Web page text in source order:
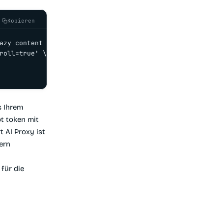
Kopieren
content
\
Ihrem
token mit
AI Proxy ist
für die